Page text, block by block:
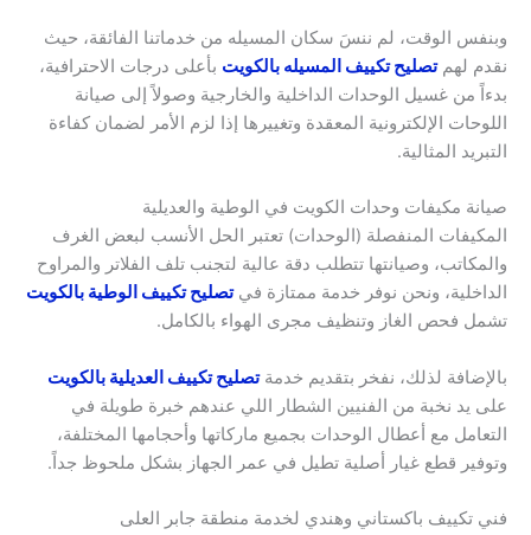
وبنفس الوقت، لم ننسَ سكان المسيله من خدماتنا الفائقة، حيث
نقدم لهمتصليح تكييف المسيله بالكويت بأعلى درجات الاحترافية،
بدءاً من غسيل الوحدات الداخلية والخارجية وصولاً إلى صيانة
اللوحات الإلكترونية المعقدة وتغييرها إذا لزم الأمر لضمان كفاءة
التبريد المثالية.
صيانة مكيفات وحدات الكويت في الوطية والعديلية
المكيفات المنفصلة (الوحدات) تعتبر الحل الأنسب لبعض الغرف
والمكاتب، وصيانتها تتطلب دقة عالية لتجنب تلف الفلاتر والمراوح
الداخلية، ونحن نوفر خدمة ممتازة فيتصليح تكييف الوطية بالكويت
تشمل فحص الغاز وتنظيف مجرى الهواء بالكامل.
بالإضافة لذلك، نفخر بتقديم خدمةتصليح تكييف العديلية بالكويت
على يد نخبة من الفنيين الشطار اللي عندهم خبرة طويلة في
التعامل مع أعطال الوحدات بجميع ماركاتها وأحجامها المختلفة،
وتوفير قطع غيار أصلية تطيل في عمر الجهاز بشكل ملحوظ جداً.
فني تكييف باكستاني وهندي لخدمة منطقة جابر العلى